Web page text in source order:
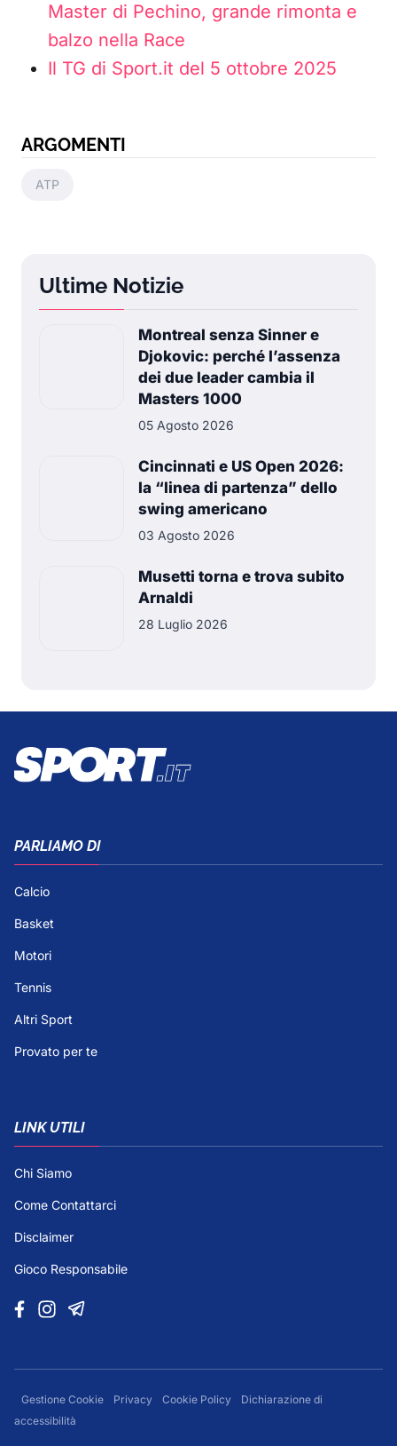
Master di Pechino, grande rimonta e
balzo nella Race
Il TG di Sport.it del 5 ottobre 2025
ARGOMENTI
ATP
Ultime Notizie
Montreal senza Sinner e
Djokovic: perché l’assenza
dei due leader cambia il
Masters 1000
05 Agosto 2026
Cincinnati e US Open 2026:
la “linea di partenza” dello
swing americano
03 Agosto 2026
Musetti torna e trova subito
Arnaldi
28 Luglio 2026
PARLIAMO DI
Calcio
Basket
Motori
Tennis
Altri Sport
Provato per te
LINK UTILI
Chi Siamo
Come Contattarci
Disclaimer
Gioco Responsabile
Gestione Cookie Privacy Cookie Policy
Dichiarazione di
accessibilità